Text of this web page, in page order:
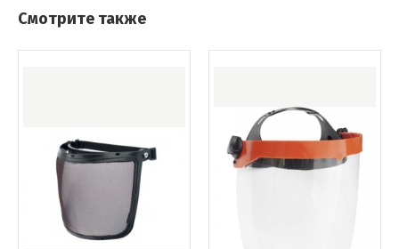
Смотрите также